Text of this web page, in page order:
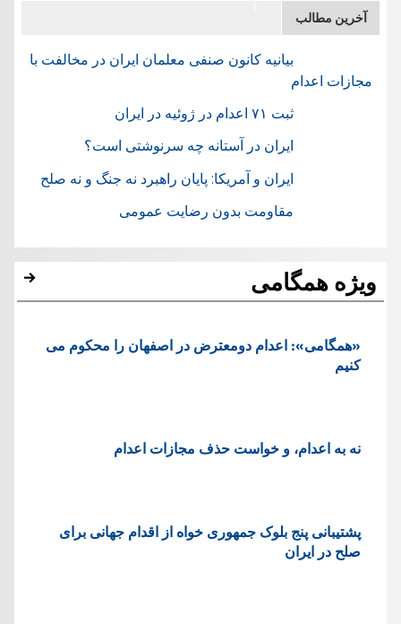
آخرین مطالب
بیانیه کانون صنفی معلمان ایران در مخالفت با
مجازات اعدام
ثبت ۷۱ اعدام در ژوئيه در ایران
ایران در آستانه چه سرنوشتی است؟
ایران و آمریکا: پایان راهبرد نه جنگ و نه صلح
مقاومت بدون رضایت عمومی
ویژه همگامی
«همگامی»: اعدام دومعترض در اصفهان را محکوم می
کنیم
نه به اعدام، و خواست حذف مجازات اعدام
پشتيبانی پنج بلوک جمهوری خواه از اقدام جهانی برای
صلح در ایران